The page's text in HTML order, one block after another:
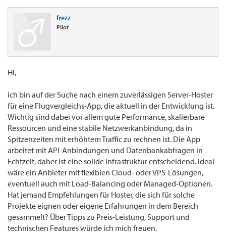
frezz
Pilot
Hi,
ich bin auf der Suche nach einem zuverlässigen Server-Hoster
für eine Flugvergleichs-App, die aktuell in der Entwicklung ist.
Wichtig sind dabei vor allem gute Performance, skalierbare
Ressourcen und eine stabile Netzwerkanbindung, da in
Spitzenzeiten mit erhöhtem Traffic zu rechnen ist. Die App
arbeitet mit API-Anbindungen und Datenbankabfragen in
Echtzeit, daher ist eine solide Infrastruktur entscheidend. Ideal
wäre ein Anbieter mit flexiblen Cloud- oder VPS-Lösungen,
eventuell auch mit Load-Balancing oder Managed-Optionen.
Hat jemand Empfehlungen für Hoster, die sich für solche
Projekte eignen oder eigene Erfahrungen in dem Bereich
gesammelt? Über Tipps zu Preis-Leistung, Support und
technischen Features würde ich mich freuen.